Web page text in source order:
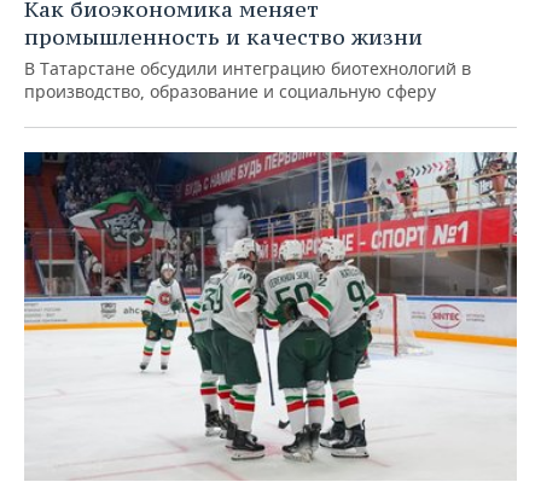
Как биоэкономика меняет
промышленность и качество жизни
В Татарстане обсудили интеграцию биотехнологий в
производство, образование и социальную сферу